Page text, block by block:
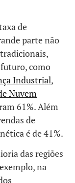
de
parte não
como
Industrial,
Nuvem
61%. Além
de
é de 41%.
das regiões
na